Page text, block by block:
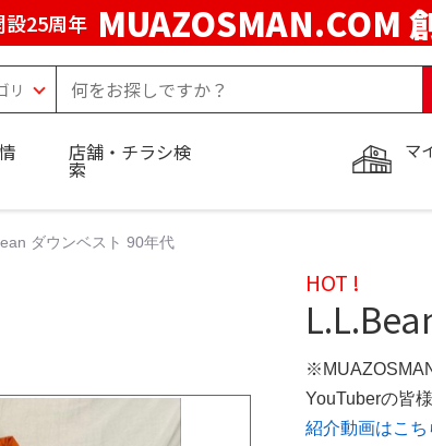
設25周年 MUAZOSMAN.COM
マ
店舗・チラシ検
索
ダウンベスト 90年代
HOT !
YouTuberの皆
紹介動画はこち